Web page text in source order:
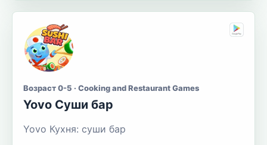
Возраст 0-5 · Cooking and Restaurant Games
Yovo Суши бар
Yovo Кухня: суши бар